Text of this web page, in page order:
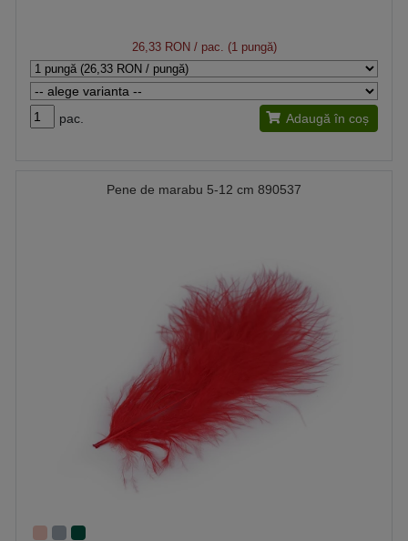
26,33 RON/ pac. (1 pungă)
pac. Adaugă în coș
Pene de marabu 5-12 cm 890537